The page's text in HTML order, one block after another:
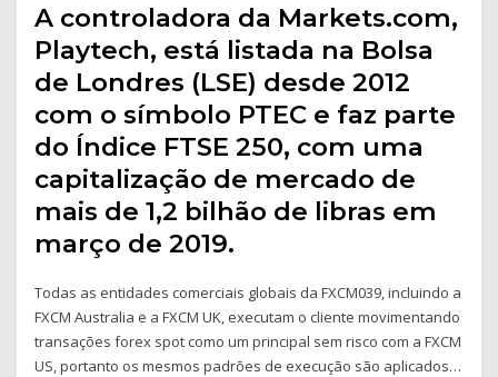
A controladora da Markets.com,
Playtech, está listada na Bolsa
de Londres (LSE) desde 2012
com o símbolo PTEC e faz parte
do Índice FTSE 250, com uma
capitalização de mercado de
mais de 1,2 bilhão de libras em
março de 2019.
Todas as entidades comerciais globais da FXCM039, incluindo a
FXCM Australia e a FXCM UK, executam o cliente movimentando
transações forex spot como um principal sem risco com a FXCM
US, portanto os mesmos padrões de execução são aplicados…